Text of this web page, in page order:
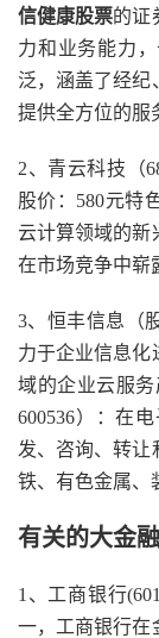
信健康股票的证
力和业务能力
泛，涵盖了经纪
提供全方位的服
2、青云科技（
股价：580元特
云计算领域的新
在市场竞争中崭
3、恒丰信息（
力于企业信息化
域的企业云服务
600536）：在
发、咨询、转让
铁、有色金属、
有关的大金
1、工商银行
一，工商银行在